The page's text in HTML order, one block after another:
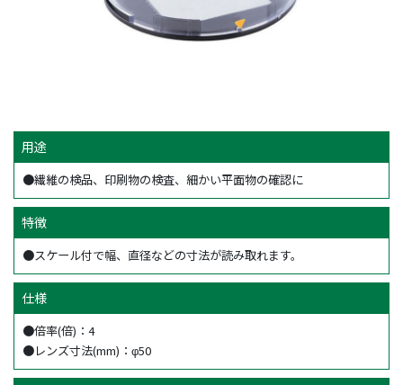
用途
●繊維の検品、印刷物の検査、細かい平面物の確認に
特徴
●スケール付で幅、直径などの寸法が読み取れます。
仕様
●倍率(倍)：4
●レンズ寸法(mm)：φ50